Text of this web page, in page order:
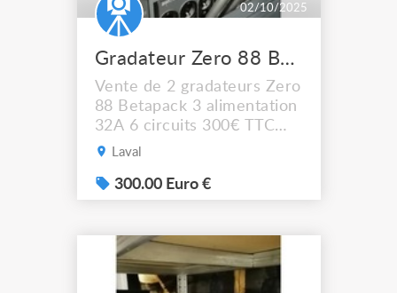
02/10/2025
Gradateur Zero 88 Betapack 3
Vente de 2 gradateurs Zero
88 Betapack 3 alimentation
32A 6 circuits 300€ TTC
l'unité Pas de livraison, à
Laval
300.00 Euro €